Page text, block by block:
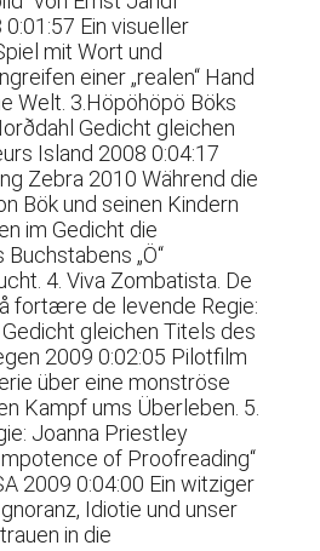
Ein visueller
mit Wort und
einer „realen“ Hand
Welt. 3.Höpöhöpö Böks
Gedicht gleichen
Island 2008 0:04:17
Zebra 2010 Während die
Bök und seinen Kindern
im Gedicht die
„Ö“
4. Viva Zombatista. De
fortære de levende Regie:
gleichen Titels des
2009 0:02:05 Pilotfilm
über eine monströse
Kampf ums Überleben. 5.
Joanna Priestley
of Proofreading“
2009 0:04:00 Ein witziger
Idiotie und unser
in die